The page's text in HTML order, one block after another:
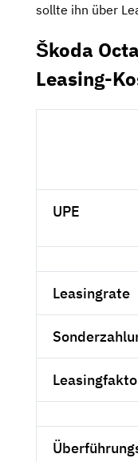
sollte ihn über
Škoda
Leasing-
UPE
Leasingrate